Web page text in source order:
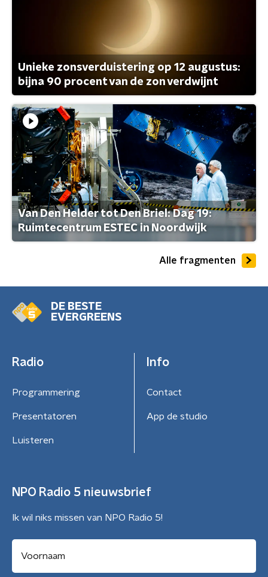
Unieke zonsverduistering op 12 augustus:
bijna 90 procent van de zon verdwijnt
Van Den Helder tot Den Briel: Dag 19:
Ruimtecentrum ESTEC in Noordwijk
Alle fragmenten
DE BESTE
EVERGREENS
Radio
Programmering
Presentatoren
Luisteren
Info
Contact
App de studio
NPO Radio 5 nieuwsbrief
Ik wil niks missen van NPO Radio 5!